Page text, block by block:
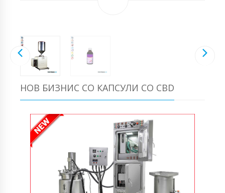
НОВ БИЗНИС СО КАПСУЛИ СО CBD